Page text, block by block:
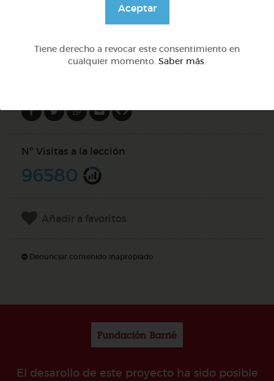
DOCS (2)
Nº Visitas a la lección
96580
Añadir a favoritos
Denunciar contenido inapropiado
El desarollo de este proyecto ha sido posible
Aceptar
Tiene derecho a revocar este consentimiento en
cualquier momento. Saber más.